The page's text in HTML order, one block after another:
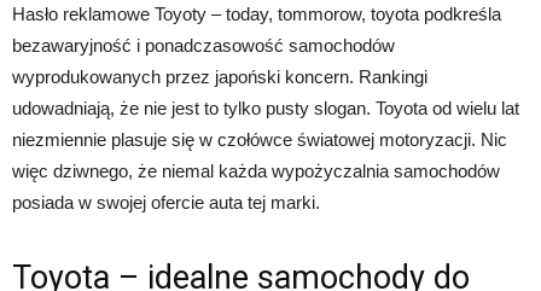
Hasło reklamowe Toyoty – today, tommorow, toyota podkreśla
bezawaryjność i ponadczasowość samochodów
wyprodukowanych przez japoński koncern. Rankingi
udowadniają, że nie jest to tylko pusty slogan. Toyota od wielu lat
niezmiennie plasuje się w czołówce światowej motoryzacji. Nic
więc dziwnego, że niemal każda wypożyczalnia samochodów
posiada w swojej ofercie auta tej marki.
Toyota – idealne samochody do